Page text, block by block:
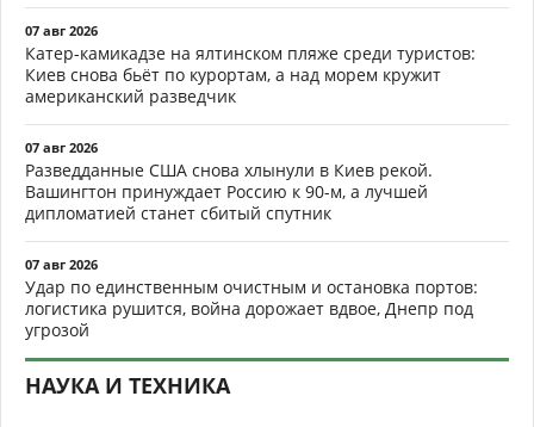
07 авг 2026
Катер-камикадзе на ялтинском пляже среди туристов:
Киев снова бьёт по курортам, а над морем кружит
американский разведчик
07 авг 2026
Разведданные США снова хлынули в Киев рекой.
Вашингтон принуждает Россию к 90-м, а лучшей
дипломатией станет сбитый спутник
07 авг 2026
Удар по единственным очистным и остановка портов:
логистика рушится, война дорожает вдвое, Днепр под
угрозой
НАУКА И ТЕХНИКА